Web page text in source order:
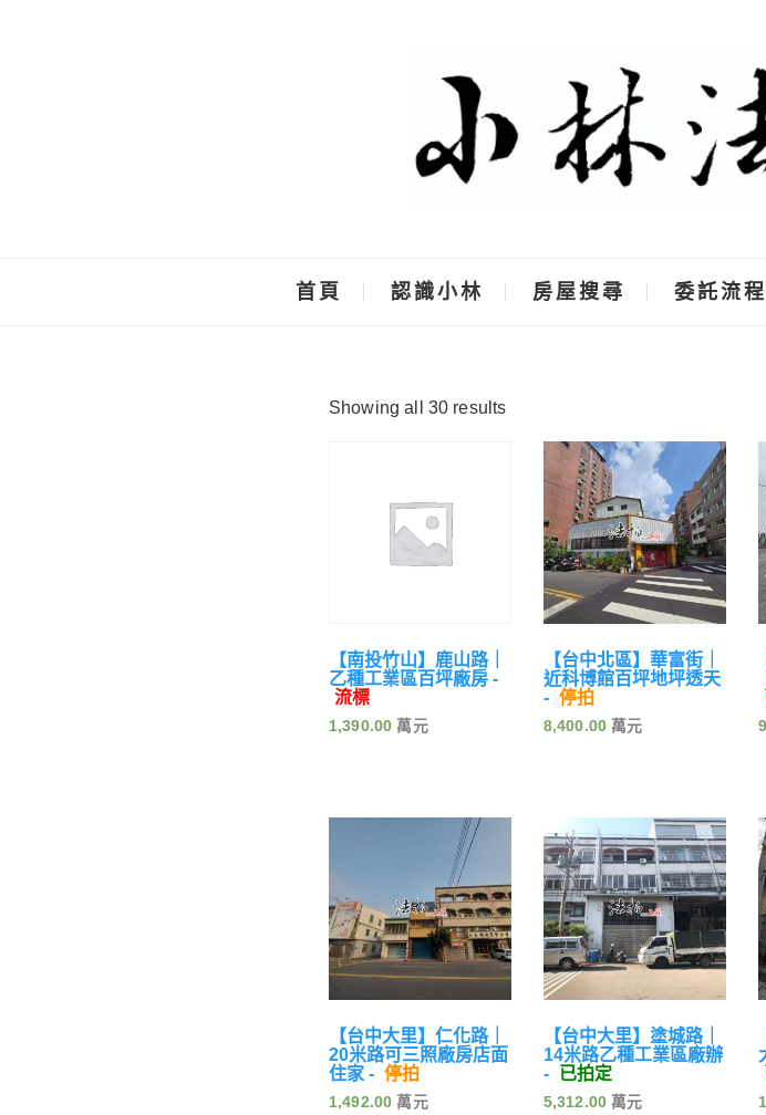
首頁 認識小林 房屋搜尋 委託流程
Showing all 30 results
【南投竹山】鹿山路｜
乙種工業區百坪廠房 -
流標
1,390.00
【台中北區】華富街｜
近科博館百坪地坪透天
- 停拍
8,400.00
【台中大里】仁化路｜
20米路可三照廠房店面
住家 - 停拍
1,492.00
【台中大里】塗城路｜
14米路乙種工業區廠辦
- 已拍定
5,312.00